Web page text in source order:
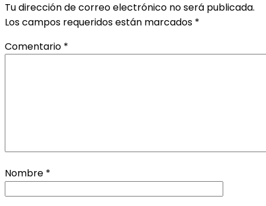
Tu dirección de correo electrónico no será publicada.
Los campos requeridos están marcados *
Comentario *
Nombre *